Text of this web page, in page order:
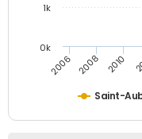
Saint-
2006 2008 2010
0k
1k